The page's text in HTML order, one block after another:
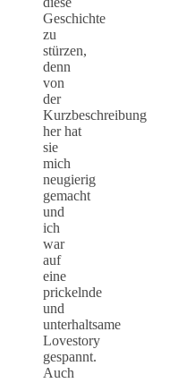
Geschichte
zu
stürzen,
denn
von
der
Kurzbeschreibung
her hat
sie
mich
neugierig
gemacht
und
ich
war
auf
eine
prickelnde
und
unterhaltsame
Lovestory
gespannt.
Auch